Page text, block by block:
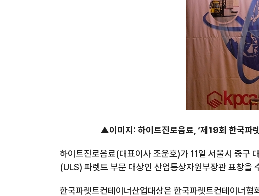
▲이미지 : 하이트진로음료 ‘제 19회 한국파
하이트진로음료(대표이사 조운호)가 11일 서울시 중구
(ULS) 파렛트 부문 대상인 산업통상자원부장관 표창을
한국파렛트컨테이너산업대상은 한국파렛트컨테이너협회